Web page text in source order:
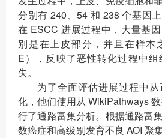
分别有 240、54 和 238 个基因
在 ESCC 进展过程中，大量基
别是在上皮部分，并且在样本
E），反映了恶性转化过程中
失。
为了全面评估进展过程中
化，他们使用从 WikiPathways
行了通路富集分析。根据通路富
数癌症和高级别发育不良 AOI 聚